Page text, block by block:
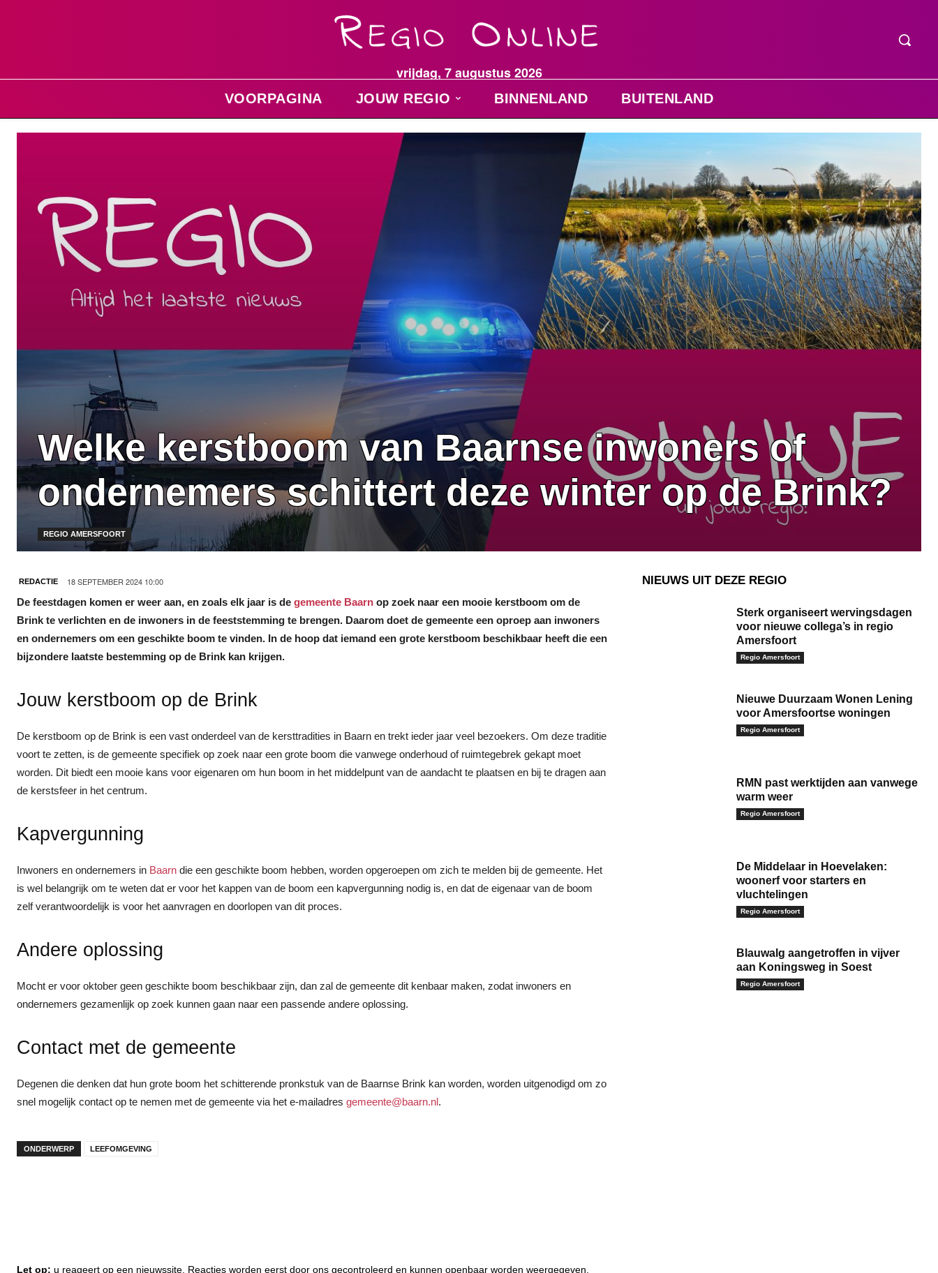
vrijdag, 7 augustus 2026
VOORPAGINA JOUW REGIO BINNENLAND BUITENLAND
Welke kerstboom van Baarnse inwoners of
ondernemers schittert deze winter op de Brink?
REGIO AMERSFOORT
REDACTIE 18 SEPTEMBER 2024 10:00
De feestdagen komen er weer aan, en zoals elk jaar is de gemeente Baarn op zoek naar een mooie kerstboom om de
Brink te verlichten en de inwoners in de feeststemming te brengen. Daarom doet de gemeente een oproep aan inwoners
en ondernemers om een geschikte boom te vinden. In de hoop dat iemand een grote kerstboom beschikbaar heeft die een
bijzondere laatste bestemming op de Brink kan krijgen.
Jouw kerstboom op de Brink
De kerstboom op de Brink is een vast onderdeel van de kersttradities in Baarn en trekt ieder jaar veel bezoekers. Om deze traditie
voort te zetten, is de gemeente specifiek op zoek naar een grote boom die vanwege onderhoud of ruimtegebrek gekapt moet
worden. Dit biedt een mooie kans voor eigenaren om hun boom in het middelpunt van de aandacht te plaatsen en bij te dragen aan
de kerstsfeer in het centrum.
Kapvergunning
Inwoners en ondernemers in Baarn die een geschikte boom hebben, worden opgeroepen om zich te melden bij de gemeente. Het
is wel belangrijk om te weten dat er voor het kappen van de boom een kapvergunning nodig is, en dat de eigenaar van de boom
zelf verantwoordelijk is voor het aanvragen en doorlopen van dit proces.
Andere oplossing
Mocht er voor oktober geen geschikte boom beschikbaar zijn, dan zal de gemeente dit kenbaar maken, zodat inwoners en
ondernemers gezamenlijk op zoek kunnen gaan naar een passende andere oplossing.
Contact met de gemeente
Degenen die denken dat hun grote boom het schitterende pronkstuk van de Baarnse Brink kan worden, worden uitgenodigd om zo
snel mogelijk contact op te nemen met de gemeente via het e-mailadres gemeente@baarn.nl.
ONDERWERP LEEFOMGEVING
Let op: u reageert op een nieuwssite. Reacties worden eerst door ons gecontroleerd en kunnen openbaar worden weergegeven.
NIEUWS UIT DEZE REGIO
Sterk organiseert wervingsdagen
voor nieuwe collega’s in regio
Amersfoort
Regio Amersfoort
Nieuwe Duurzaam Wonen Lening
voor Amersfoortse woningen
Regio Amersfoort
RMN past werktijden aan vanwege
warm weer
Regio Amersfoort
De Middelaar in Hoevelaken:
woonerf voor starters en
vluchtelingen
Regio Amersfoort
Blauwalg aangetroffen in vijver
aan Koningsweg in Soest
Regio Amersfoort